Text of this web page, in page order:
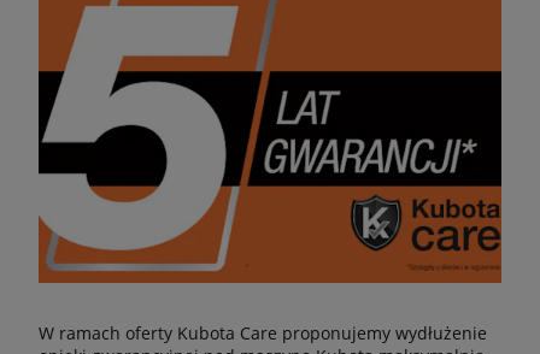
W ramach oferty Kubota Care proponujemy wydłużenie